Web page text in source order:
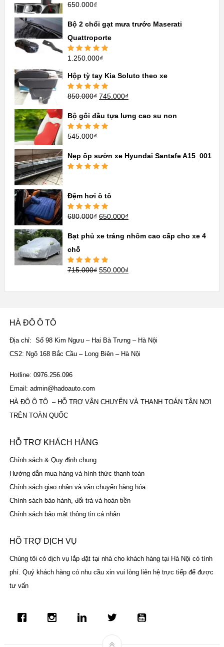
Được xếp
650.000₫
Bộ 2 chổi gạt mưa trước Maserati
Quattroporte
Được xếp
sao
1.250.000₫
Hộp tỳ tay Kia Soluto theo xe
Được xếp
850.000₫ 745.000₫
Bộ gối đầu tựa lưng cao su non
Được xếp
545.000₫
Nẹp ốp sườn xe Hyundai Santafe A15_001
Đệm hơi ô tô
Được xếp
680.000₫ 650.000₫
Bạt phủ xe tráng nhôm cao cấp cho xe 4
chỗ
Được xếp
715.000₫ 550.000₫
HÀ ĐÔ Ô TÔ
Địa chỉ: Số 98 Kim Ngưu – Hai Bà Trưng – Hà Nội
CS2: Ngõ 168 Bắc Cầu – Long Biên – Hà Nội
Hotline: 0976.256.096
Email: admin@hadoauto.com
HÀ ĐÔ Ô TÔ – HỖ TRỢ VẬN CHUYỂN VÀ THANH TOÁN TẬN NƠI
TRÊN TOÀN QUỐC
HỖ TRỢ KHÁCH HÀNG
Chính sách & Quy định chung
Hướng dẫn mua hàng và hình thức thanh toán
Chính sách giao nhận và vận chuyển hàng hóa
Chính sách bảo hành, đổi trả và hoàn tiền
Chính sách bảo mật thông tin cá nhân
HỖ TRỢ DỊCH VỤ
Chúng tôi có dịch vụ lắp đặt tại nhà cho khách hàng tại Hà Nội có tính
phí. Quý khách hàng có nhu cầu xin vui lòng liên hệ trực tiếp để được
tư vấn